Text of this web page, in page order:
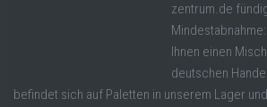
zentrum.de
Ihnen einen
deutschen
befindet sich auf Paletten in unserem Lager